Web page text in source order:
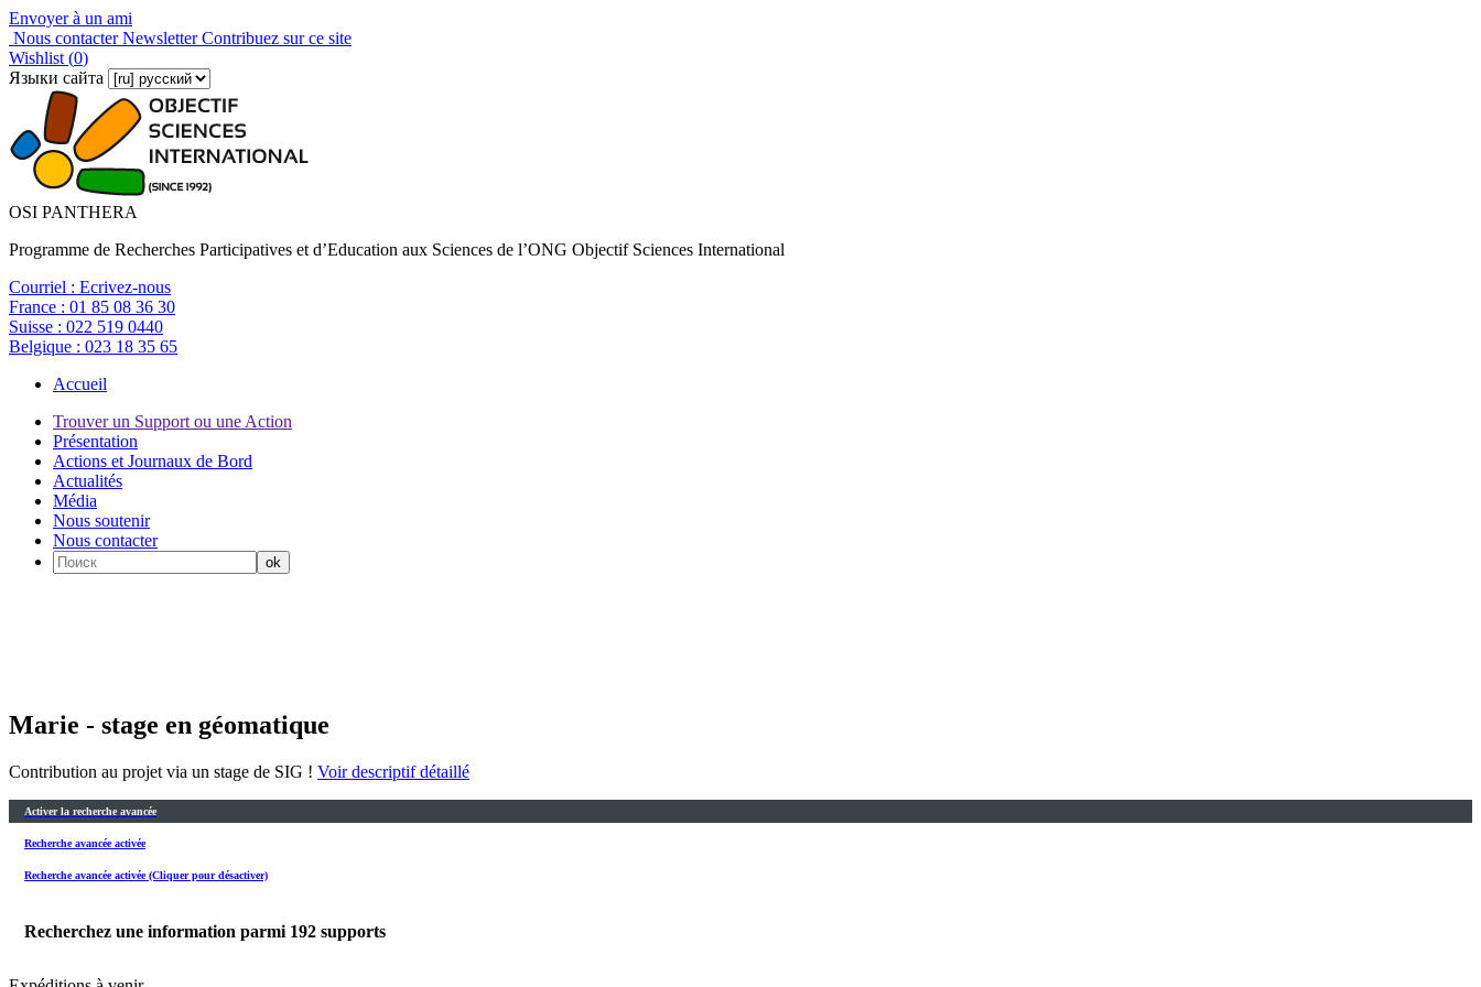
Envoyer à un ami
Nous contacterNewsletterContribuez sur ce site
Wishlist (0)
Языки сайта
OSI PANTHERA
Programme de Recherches Participatives et d’Education aux Sciences de l’ONG Objectif Sciences International
Courriel : Ecrivez-nous
France : 01 85 08 36 30
Suisse : 022 519 0440
Belgique : 023 18 35 65
Accueil
Trouver un Support ou une Action
Présentation
Actions et Journaux de Bord
Actualités
Média
Nous soutenir
Nous contacter
Marie - stage en géomatique
Contribution au projet via un stage de SIG ! Voir descriptif détaillé
Activer la recherche avancée
Recherche avancée activée
Recherche avancée activée (Cliquer pour désactiver)
Recherchez une information parmi 192 supports